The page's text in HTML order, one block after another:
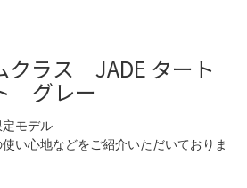
クラス JADE タート
グレー
モデル
い心地などをご紹介いただいておりま